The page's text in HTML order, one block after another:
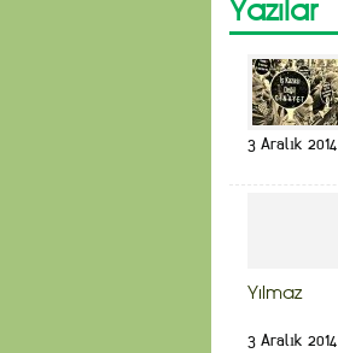
Yazılar
3 Aralık 2014
Yılmaz
3 Aralık 2014